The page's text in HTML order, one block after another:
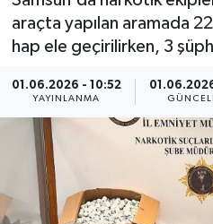
araçta yapılan aramada
hap ele geçirilirken, 3
01.06.2026 - 10:52
YAYINLANMA
Advertising news
ÇEVRE
Dış Haberler
Dünya
Haber Arşivi